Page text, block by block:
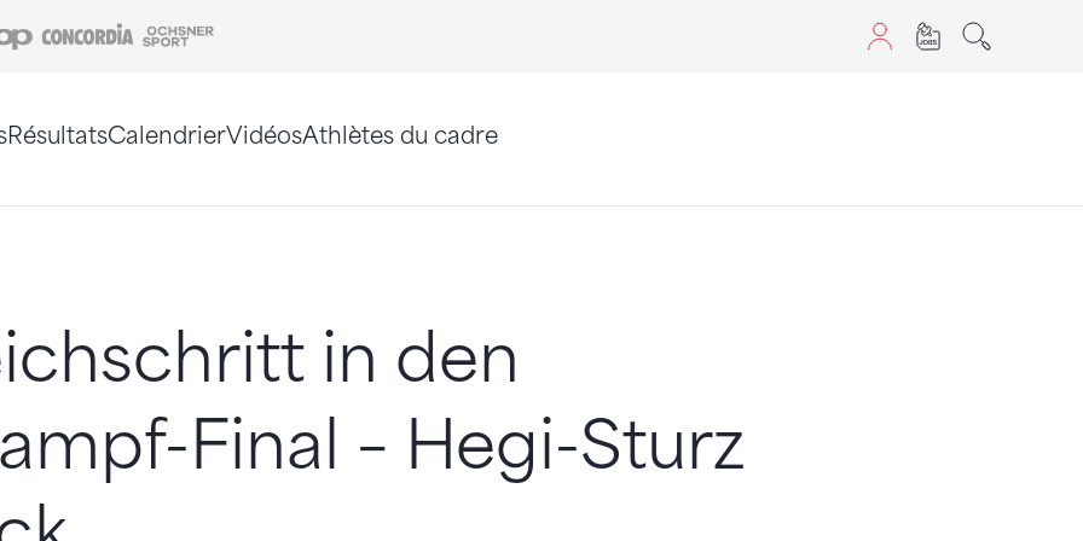
Coop Concordia
RésultatsCalendrierVidéosAthlètes du cadre
in den
Final – Hegi-Sturz